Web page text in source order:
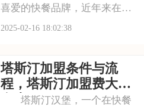
喜爱的快餐品牌，近年来在我
国市场迅速扩张。许多有志于
面，我们就来为大家介绍华莱
士的加盟费及加盟条件，帮助
有意向的投资者更好地
2025-02-16 18:02:38
塔斯汀加盟条件与流
程，塔斯汀加盟费大约
多少
塔斯汀汉堡，一个在快餐